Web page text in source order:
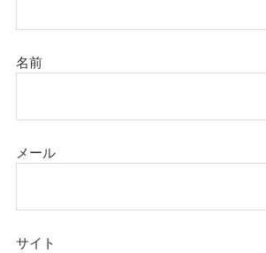
名前
メール
サイト